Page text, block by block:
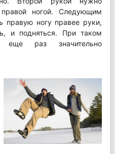
ногой. Следующим
правую ногу правее руки,
и подняться. При таком
раз значительно